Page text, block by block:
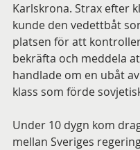
Karlskrona. Strax efter
kunde den vedettbåt
platsen för att
bekräfta och meddela
handlade om en ubåt
klass som förde
Under 10 dygn kom
mellan Sveriges